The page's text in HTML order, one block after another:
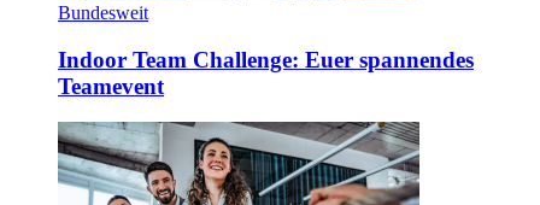
Bundesweit
Indoor Team Challenge: Euer spannendes
Teamevent